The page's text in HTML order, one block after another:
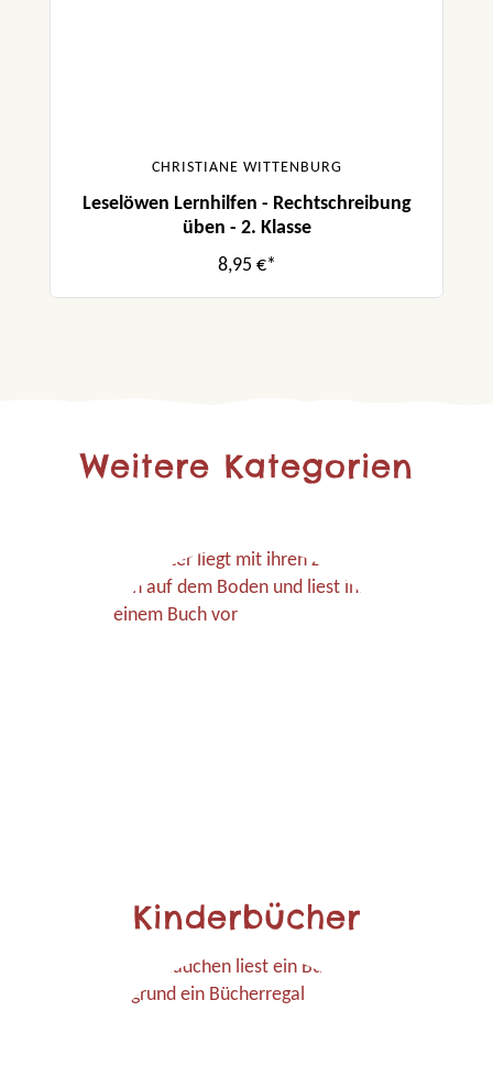
CHRISTIANE WITTENBURG
Leselöwen Lernhilfen - Rechtschreibung
üben - 2. Klasse
8,95 €*
Weitere Kategorien
Kinderbücher